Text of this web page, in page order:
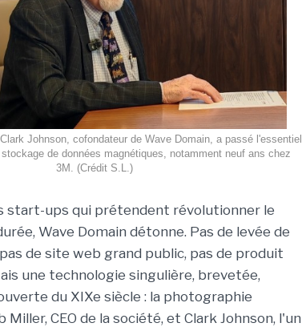
Johnson, cofondateur de Wave Domain, a passé l'essentiel
de données magnétiques, notamment neuf ans chez
3M. (Crédit S.L.)
start-ups qui prétendent révolutionner le
Wave Domain détonne. Pas de levée de
de site web grand public, pas de produit
une technologie singulière, brevetée,
du XIXe siècle : la photographie
CEO de la société, et Clark Johnson, l'un